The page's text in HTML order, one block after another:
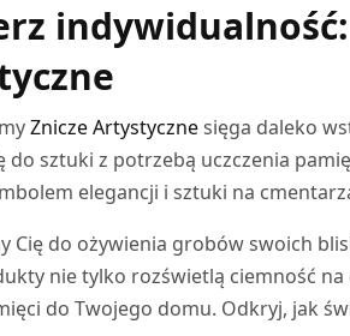
Znicze Artystycznesięga daleko
do sztuki z potrzebą uczczenia
elegancji i sztuki na
Cię do ożywienia grobów swoich
nie tylko rozświetlą ciemność
do Twojego domu. Odkryj, jak